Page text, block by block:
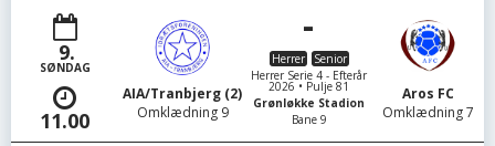
9.
SØNDAG
11.00
AIA/Tranbjerg (2)
Omklædning 9
-
Herrer
Senior
Herrer Serie 4 - Efterår
2026 • Pulje 81
Grønløkke Stadion
Bane 9
Aros FC
Omklædning 7